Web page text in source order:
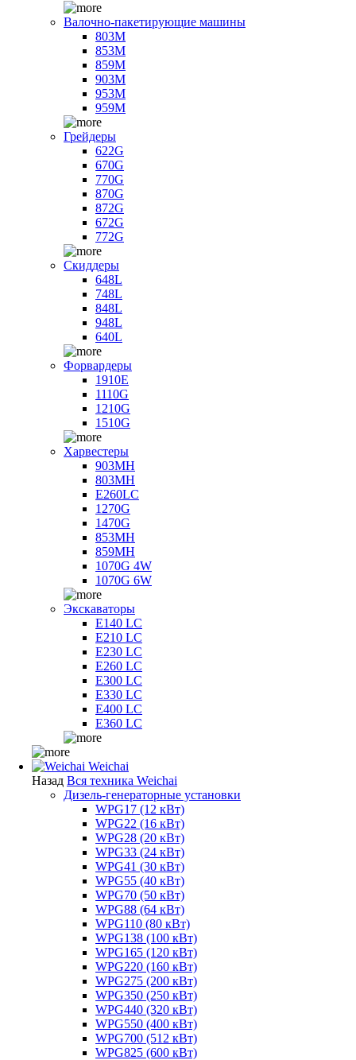
Валочно-пакетирующие машины
803M
853M
859M
903M
953M
959M
Грейдеры
622G
670G
770G
870G
872G
672G
772G
Скиддеры
648L
748L
848L
948L
640L
Форвардеры
1910E
1110G
1210G
1510G
Харвестеры
903MH
803MH
E260LC
1270G
1470G
853MH
859MH
1070G 4W
1070G 6W
Экскаваторы
E140 LC
E210 LC
E230 LC
E260 LC
E300 LC
E330 LC
E400 LC
E360 LC
Weichai
Назад Вся техника Weichai
Дизель-генераторные установки
WPG17 (12 кВт)
WPG22 (16 кВт)
WPG28 (20 кВт)
WPG33 (24 кВт)
WPG41 (30 кВт)
WPG55 (40 кВт)
WPG70 (50 кВт)
WPG88 (64 кВт)
WPG110 (80 кВт)
WPG138 (100 кВт)
WPG165 (120 кВт)
WPG220 (160 кВт)
WPG275 (200 кВт)
WPG350 (250 кВт)
WPG440 (320 кВт)
WPG550 (400 кВт)
WPG700 (512 кВт)
WPG825 (600 кВт)